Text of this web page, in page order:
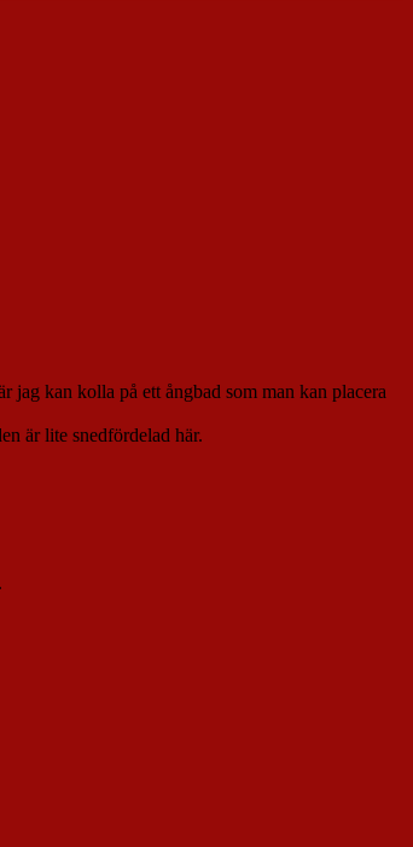
kan kolla på ett ångbad som man kan placera
är lite snedfördelad här.